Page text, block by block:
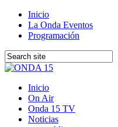
Inicio
La Onda Eventos
Programación
Inicio
On Air
Onda 15 TV
Noticias